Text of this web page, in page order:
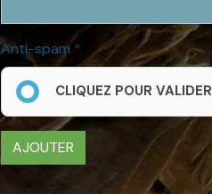
Anti-spam
CLIQUEZ POUR VALIDER
AJOUTER